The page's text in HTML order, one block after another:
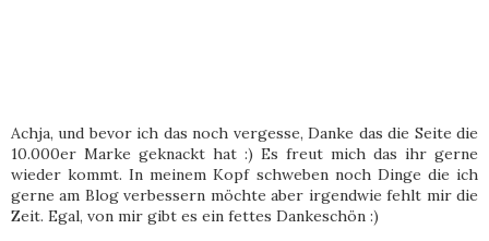
Achja, und bevor ich das noch vergesse, Danke das die Seite die
10.000er Marke geknackt hat :) Es freut mich das ihr gerne
wieder kommt. In meinem Kopf schweben noch Dinge die ich
gerne am Blog verbessern möchte aber irgendwie fehlt mir die
Zeit. Egal, von mir gibt es ein fettes Dankeschön :)